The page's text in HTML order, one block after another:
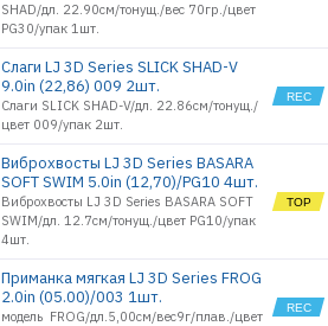
SHAD/дл. 22.90см/тонущ./вес 70гр./цвет
PG30/упак 1шт.
Слаги LJ 3D Series SLICK SHAD-V
9.0in (22,86) 009 2шт.
Слаги SLICK SHAD-V/дл. 22.86см/тонущ./
цвет 009/упак 2шт.
Виброхвосты LJ 3D Series BASARA
SOFT SWIM 5.0in (12,70)/PG10 4шт.
Виброхвосты LJ 3D Series BASARA SOFT
SWIM/дл. 12.7см/тонущ./цвет PG10/упак
4шт.
Приманка мягкая LJ 3D Series FROG
2.0in (05.00)/003 1шт.
модель FROG/дл.5,00см/вес9г/плав./цвет